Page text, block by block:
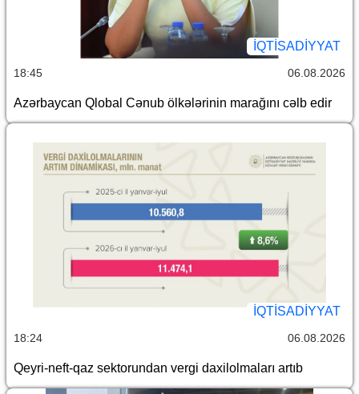
İQTİSADİYYAT
18:45 06.08.2026
Azərbaycan Qlobal Cənub ölkələrinin marağını cəlb edir
İQTİSADİYYAT
18:24 06.08.2026
Qeyri-neft-qaz sektorundan vergi daxilolmaları artıb